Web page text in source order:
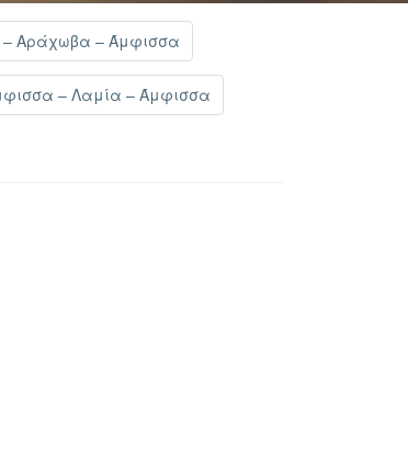
Αράχωβα – Άμφισσα
– Λαμία – Άμφισσα